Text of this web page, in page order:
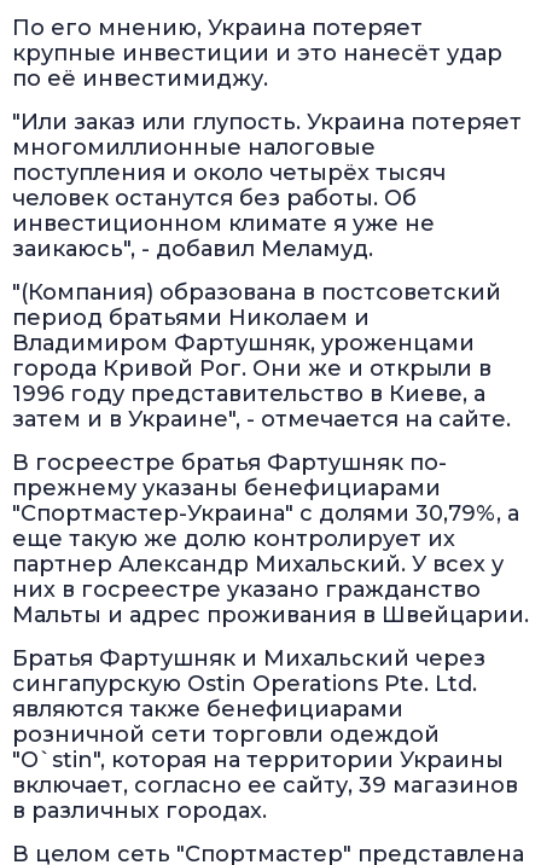
По его мнению, Украина потеряет
крупные инвестиции и это нанесёт удар
по её инвестимиджу.
"Или заказ или глупость. Украина потеряет
многомиллионные налоговые
поступления и около четырёх тысяч
человек останутся без работы. Об
инвестиционном климате я уже не
заикаюсь", - добавил Меламуд.
"(Компания) образована в постсоветский
период братьями Николаем и
Владимиром Фартушняк, уроженцами
города Кривой Рог. Они же и открыли в
1996 году представительство в Киеве, а
затем и в Украине", - отмечается на сайте.
В госреестре братья Фартушняк по-
прежнему указаны бенефициарами
"Спортмастер-Украина" с долями 30,79%, а
еще такую же долю контролирует их
партнер Александр Михальский. У всех у
них в госреестре указано гражданство
Мальты и адрес проживания в Швейцарии.
Братья Фартушняк и Михальский через
сингапурскую Ostin Operations Pte. Ltd.
являются также бенефициарами
розничной сети торговли одеждой
"O`stin", которая на территории Украины
включает, согласно ее сайту, 39 магазинов
в различных городах.
В целом сеть "Спортмастер" представлена